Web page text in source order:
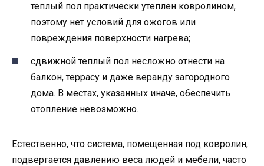
теплый пол практически утеплен ковролином,
поэтому нет условий для ожогов или
повреждения поверхности нагрева;
сдвижной теплый пол несложно отнести на
балкон, террасу и даже веранду загородного
дома. В местах, указанных иначе, обеспечить
отопление невозможно.
Естественно, что система, помещенная под ковролин,
подвергается давлению веса людей и мебели, часто